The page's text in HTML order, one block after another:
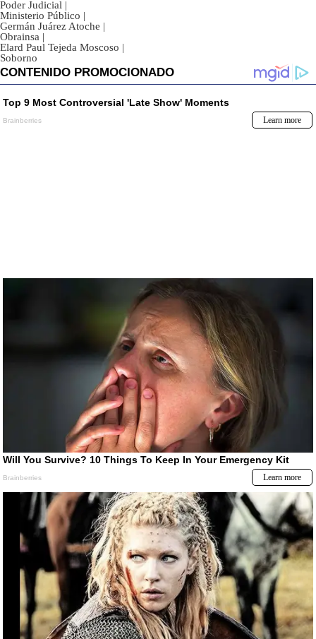
Poder Judicial |
Ministerio Público |
Germán Juárez Atoche |
Obrainsa |
Elard Paul Tejeda Moscoso |
Soborno